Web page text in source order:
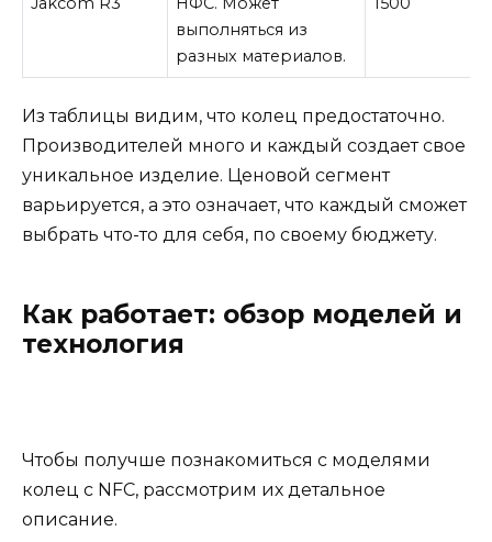
выполняться из
разных материалов.
Из таблицы видим, что колец предостаточно.
Производителей много и каждый создает свое
уникальное изделие. Ценовой сегмент
варьируется, а это означает, что каждый сможет
выбрать что-то для себя, по своему бюджету.
Как работает: обзор моделей и
технология
Чтобы получше познакомиться с моделями
колец с NFC, рассмотрим их детальное
описание.